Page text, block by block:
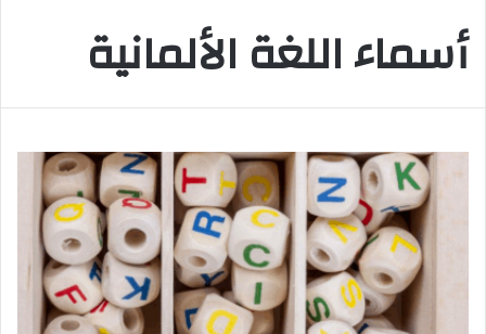
أسماء اللغة الألمانية